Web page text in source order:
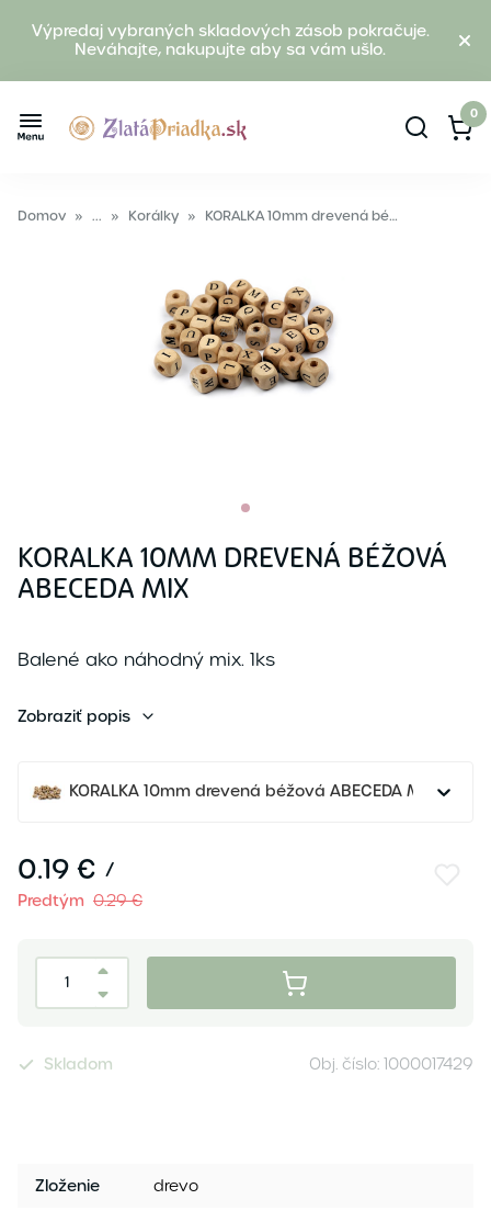
Výpredaj vybraných skladových zásob pokračuje.
Neváhajte, nakupujte aby sa vám ušlo.
0
Domov » ... » Korálky » KORALKA 10mm drevená béžová ABECEDA MIX
KORALKA 10MM DREVENÁ BÉŽOVÁ
ABECEDA MIX
Balené ako náhodný mix. 1ks
Zobraziť popis
KORALKA 10mm drevená béžová ABECEDA MIX
0.19 € /
Predtým 0.29 €
Skladom Obj. číslo: 1000017429
Zloženie drevo